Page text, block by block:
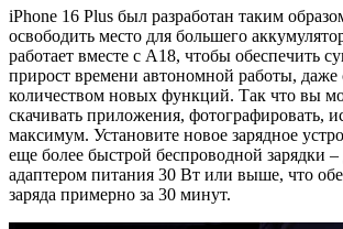
iPhone 16 Plus был разработан таким
освободить место для большего
работает вместе с A18, чтобы обеспечить
прирост времени автономной работы, даже
количеством новых функций. Так что вы
скачивать приложения, фотографировать,
максимум. Установите новое зарядное
еще более быстрой беспроводной зарядки
адаптером питания 30 Вт или выше, что
заряда примерно за 30 минут.